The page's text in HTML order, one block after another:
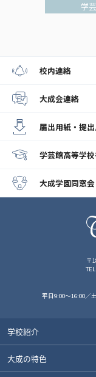
学
校内連絡
大成会連絡
届出用紙・提
学芸館高等学校
大成学園同窓会
〒
TEL
平日9:00～16:00／
学校紹介
大成の特色